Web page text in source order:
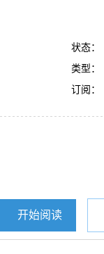
状态：
类型：
订阅：
开始阅读